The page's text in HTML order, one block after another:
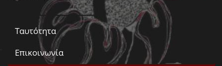
Ταυτότητα
Επικοινωνία